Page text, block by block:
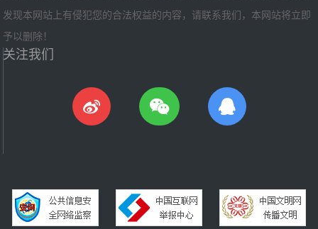
发现本网站上有侵犯您的合法权益的内容，请联系我们，本网站将立即
予以删除！
关注我们